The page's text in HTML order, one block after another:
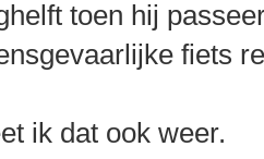
toen hij
fiets
ik dat ook weer.